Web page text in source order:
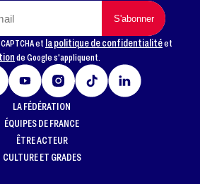
et la politique de confidentialitéet
de Google s'appliquent.
LA FÉDÉRATION
ÉQUIPES DE FRANCE
ÊTRE ACTEUR
CULTURE ET GRADES